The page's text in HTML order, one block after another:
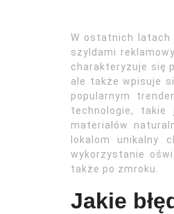
W ostatnich latach
szyldami
charakteryzuje się
ale także wpisuje
popularnym
technologie,
materiałów
lokalom unikalny
wykorzystanie
także po zmroku.
Jakie